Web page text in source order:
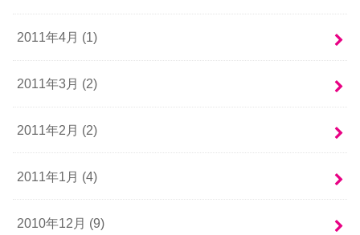
2011年4月 (1)
2011年3月 (2)
2011年2月 (2)
2011年1月 (4)
2010年12月 (9)